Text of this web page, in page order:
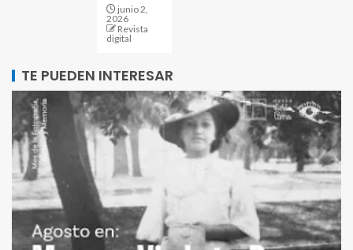
junio 2,
2026
Revista
digital
TE PUEDEN INTERESAR